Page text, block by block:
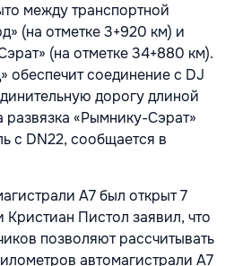
между транспортной
(на отметке 3+920 км) и
(на отметке 34+880 км).
обеспечит соединение с DJ
дорогу длиной
«Рымнику-Сэрат»
с DN22, сообщается в
A7 был открыт 7
Пистол заявил, что
позволяют рассчитывать
автомагистрали A7